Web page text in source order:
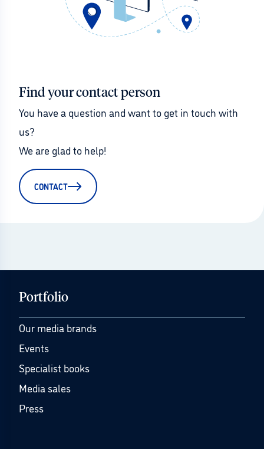
Find your contact person
You have a question and want to get in touch with
us?
We are glad to help!
CONTACT
Portfolio
Our media brands
Events
Specialist books
Media sales
Press